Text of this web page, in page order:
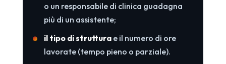
o un responsabile di clinica guadagna
più di un assistente;
il tipo di strutturae il numero di ore
lavorate (tempo pieno o parziale).